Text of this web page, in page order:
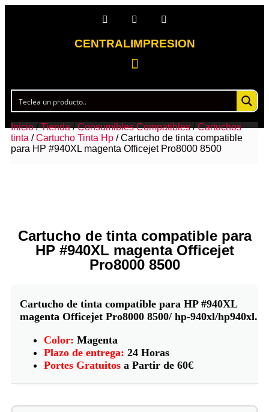
CENTRALIMPRESION
Inicio/Tienda/Consumibles Compatibles/Cartuchos
tinta /Cartucho Tinta Hp / Cartucho de tinta compatible
para HP #940XL magenta Officejet Pro8000 8500
Cartucho de tinta compatible para
HP #940XL magenta Officejet
Pro8000 8500
Cartucho de tinta compatible para HP #940XL
magenta Officejet Pro8000 8500/ hp-940xl/hp940xl.
Color: Magenta
Plazo de entrega: 24 Horas
Portes Gratuitos a Partir de 60€